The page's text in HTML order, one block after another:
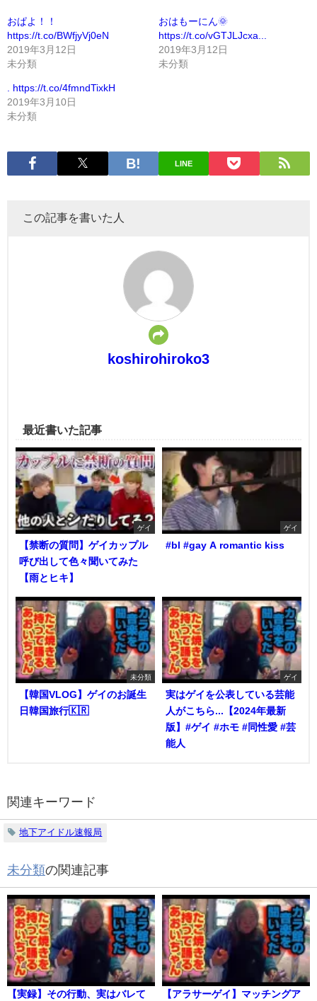
おぱよ！！
https://t.co/BWfjyVj0eN
2019年3月12日
未分類
おはもーにん🌞
https://t.co/vGTJLJcxa...
2019年3月12日
未分類
. https://t.co/4fmndTixkH
2019年3月10日
未分類
LINE
この記事を書いた人
koshirohiroko3
最近書いた記事
ゲイ
【禁断の質問】ゲイカップル
呼び出して色々聞いてみた
【雨とヒキ】
ゲイ
#bl #gay A romantic kiss
未分類
【韓国VLOG】ゲイのお誕生
日韓国旅行🇰🇷
ゲイ
実はゲイを公表している芸能
人がこちら...【2024年最新
版】#ゲイ #ホモ #同性愛 #芸
能人
関連キーワード
地下アイドル速報局
未分類の関連記事
【実録】その行動、実はバレて 【アラサーゲイ】マッチングア